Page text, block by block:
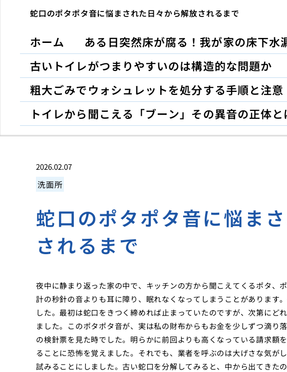
蛇口のポタポタ音に悩まされた日々から解放されるまで
ホーム ある日突然床が腐る！我が家の床下水
古いトイレがつまりやすいのは構造的な問題か
粗大ごみでウォシュレットを処分する手順と注意
トイレから聞こえる「ブーン」その異音の正体と
2026.02.07
洗面所
蛇口のポタポタ音に悩ま
されるまで
夜中に静まり返った家の中で、キッチンの方から聞こえてくるポタ、
計の秒針の音よりも耳に障り、眠れなくなってしまうことがあります
した。最初は蛇口をきつく締めれば止まっていたのですが、次第にど
ました。このポタポタ音が、実は私の財布からもお金を少しずつ滴り
の検針票を見た時でした。明らかに前回よりも高くなっている請求額
ることに恐怖を覚えました。それでも、業者を呼ぶのは大げさな気が
試みることにしました。古い蛇口を分解してみると、中から出てきた